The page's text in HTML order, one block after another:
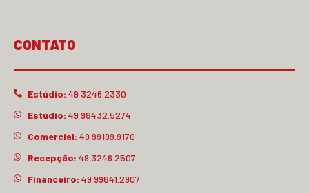
CONTATO
Estúdio: 49 3246.2330
Estúdio: 49 98432.5274
Comercial: 49 99199.9170
Recepção: 49 3246.2507
Financeiro: 49 99841.2907